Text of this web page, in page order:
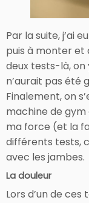
Par la suite, j’ai
puis à monter et
deux tests-là,
n’aurait pas été
Finalement, on
machine de
ma force (et la
différents tests,
avec les jambes.
La douleur
Lors d’un de ces